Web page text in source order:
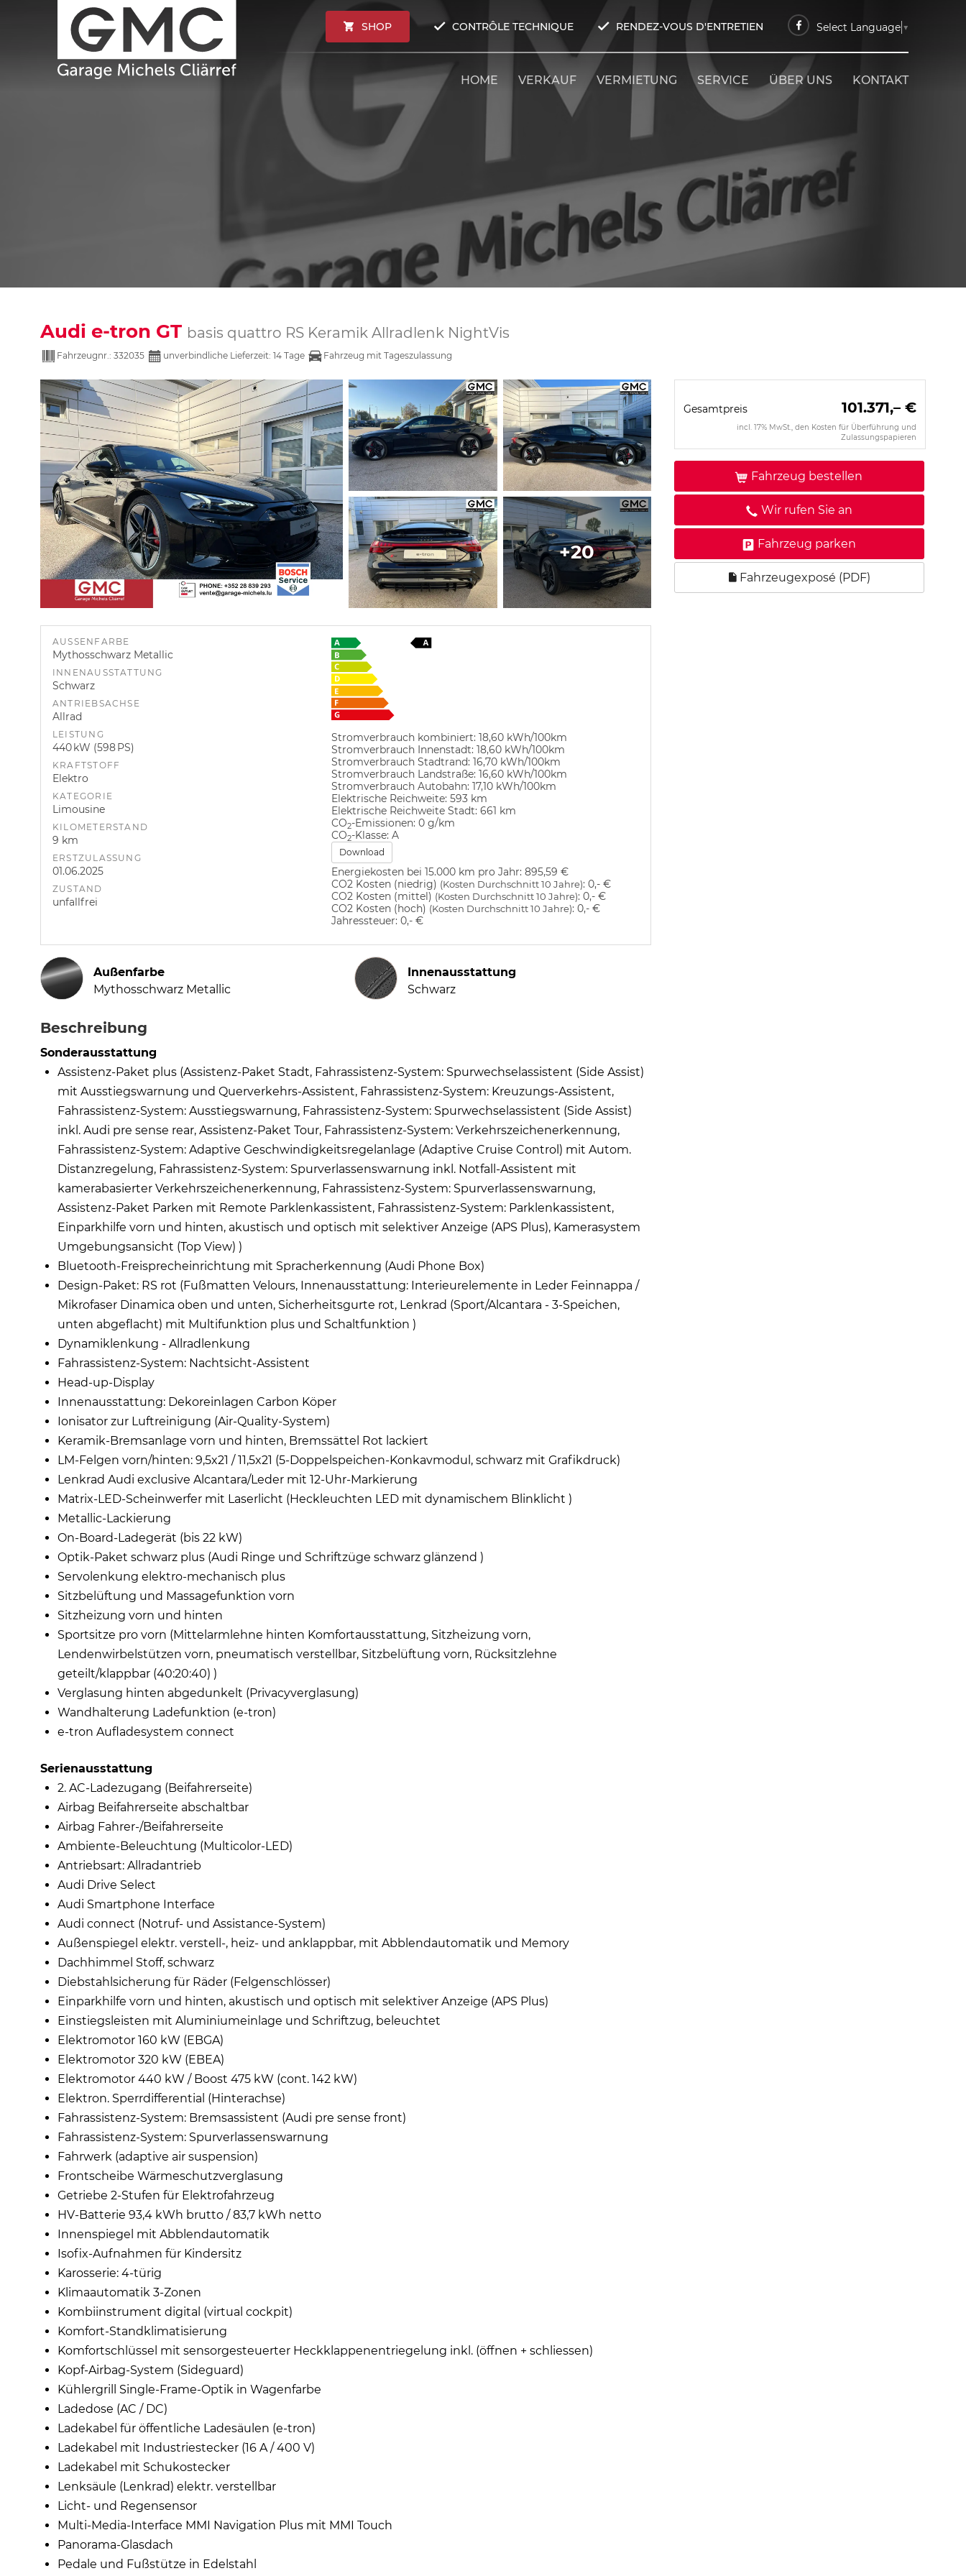
SHOP CONTRÔLE TECHNIQUE RENDEZ-VOUS D'ENTRETIEN Select Language ▼
HOME VERKAUF VERMIETUNG SERVICE ÜBER UNS KONTAKT
Audi e-tron GT basis quattro RS Keramik Allradlenk NightVis
Fahrzeugnr.: 332035 unverbindliche Lieferzeit: 14 Tage Fahrzeug mit Tageszulassung
Gesamtpreis 101.371,– €
incl. 17% MwSt., den Kosten für Überführung und
Zulassungspapieren
Fahrzeug bestellen
Wir rufen Sie an
Fahrzeug parken
Fahrzeugexposé (PDF)
+20
AUSSENFARBE
Mythosschwarz Metallic
INNENAUSSTATTUNG
Schwarz
ANTRIEBSACHSE
Allrad
LEISTUNG
440 kW (598 PS)
KRAFTSTOFF
Elektro
KATEGORIE
Limousine
KILOMETERSTAND
9 km
ERSTZULASSUNG
01.06.2025
ZUSTAND
unfallfrei
Stromverbrauch kombiniert: 18,60 kWh/100km
Stromverbrauch Innenstadt: 18,60 kWh/100km
Stromverbrauch Stadtrand: 16,70 kWh/100km
Stromverbrauch Landstraße: 16,60 kWh/100km
Stromverbrauch Autobahn: 17,10 kWh/100km
Elektrische Reichweite: 593 km
Elektrische Reichweite Stadt: 661 km
CO2-Emissionen: 0 g/km
CO2-Klasse: A
Download
Energiekosten bei 15.000 km pro Jahr: 895,59 €
CO2 Kosten (niedrig) (Kosten Durchschnitt 10 Jahre): 0,- €
CO2 Kosten (mittel) (Kosten Durchschnitt 10 Jahre): 0,- €
CO2 Kosten (hoch) (Kosten Durchschnitt 10 Jahre): 0,- €
Jahressteuer: 0,- €
Außenfarbe
Mythosschwarz Metallic
Innenausstattung
Innenausstattung
Schwarz
Beschreibung
Sonderausstattung
Assistenz-Paket plus (Assistenz-Paket Stadt, Fahrassistenz-System: Spurwechselassistent (Side Assist)
mit Ausstiegswarnung und Querverkehrs-Assistent, Fahrassistenz-System: Kreuzungs-Assistent,
Fahrassistenz-System: Ausstiegswarnung, Fahrassistenz-System: Spurwechselassistent (Side Assist)
inkl. Audi pre sense rear, Assistenz-Paket Tour, Fahrassistenz-System: Verkehrszeichenerkennung,
Fahrassistenz-System: Adaptive Geschwindigkeitsregelanlage (Adaptive Cruise Control) mit Autom.
Distanzregelung, Fahrassistenz-System: Spurverlassenswarnung inkl. Notfall-Assistent mit
kamerabasierter Verkehrszeichenerkennung, Fahrassistenz-System: Spurverlassenswarnung,
Assistenz-Paket Parken mit Remote Parklenkassistent, Fahrassistenz-System: Parklenkassistent,
Einparkhilfe vorn und hinten, akustisch und optisch mit selektiver Anzeige (APS Plus), Kamerasystem
Umgebungsansicht (Top View) )
Bluetooth-Freisprecheinrichtung mit Spracherkennung (Audi Phone Box)
Design-Paket: RS rot (Fußmatten Velours, Innenausstattung: Interieurelemente in Leder Feinnappa /
Mikrofaser Dinamica oben und unten, Sicherheitsgurte rot, Lenkrad (Sport/Alcantara - 3-Speichen,
unten abgeflacht) mit Multifunktion plus und Schaltfunktion )
Dynamiklenkung - Allradlenkung
Fahrassistenz-System: Nachtsicht-Assistent
Head-up-Display
Innenausstattung: Dekoreinlagen Carbon Köper
Ionisator zur Luftreinigung (Air-Quality-System)
Keramik-Bremsanlage vorn und hinten, Bremssättel Rot lackiert
LM-Felgen vorn/hinten: 9,5x21 / 11,5x21 (5-Doppelspeichen-Konkavmodul, schwarz mit Grafikdruck)
Lenkrad Audi exclusive Alcantara/Leder mit 12-Uhr-Markierung
Matrix-LED-Scheinwerfer mit Laserlicht (Heckleuchten LED mit dynamischem Blinklicht )
Metallic-Lackierung
On-Board-Ladegerät (bis 22 kW)
Optik-Paket schwarz plus (Audi Ringe und Schriftzüge schwarz glänzend )
Servolenkung elektro-mechanisch plus
Sitzbelüftung und Massagefunktion vorn
Sitzheizung vorn und hinten
Sportsitze pro vorn (Mittelarmlehne hinten Komfortausstattung, Sitzheizung vorn,
Lendenwirbelstützen vorn, pneumatisch verstellbar, Sitzbelüftung vorn, Rücksitzlehne
geteilt/klappbar (40:20:40) )
Verglasung hinten abgedunkelt (Privacyverglasung)
Wandhalterung Ladefunktion (e-tron)
e-tron Aufladesystem connect
Serienausstattung
2. AC-Ladezugang (Beifahrerseite)
Airbag Beifahrerseite abschaltbar
Airbag Fahrer-/Beifahrerseite
Ambiente-Beleuchtung (Multicolor-LED)
Antriebsart: Allradantrieb
Audi Drive Select
Audi Smartphone Interface
Audi connect (Notruf- und Assistance-System)
Außenspiegel elektr. verstell-, heiz- und anklappbar, mit Abblendautomatik und Memory
Dachhimmel Stoff, schwarz
Diebstahlsicherung für Räder (Felgenschlösser)
Einparkhilfe vorn und hinten, akustisch und optisch mit selektiver Anzeige (APS Plus)
Einstiegsleisten mit Aluminiumeinlage und Schriftzug, beleuchtet
Elektromotor 160 kW (EBGA)
Elektromotor 320 kW (EBEA)
Elektromotor 440 kW / Boost 475 kW (cont. 142 kW)
Elektron. Sperrdifferential (Hinterachse)
Fahrassistenz-System: Bremsassistent (Audi pre sense front)
Fahrassistenz-System: Spurverlassenswarnung
Fahrwerk (adaptive air suspension)
Frontscheibe Wärmeschutzverglasung
Getriebe 2-Stufen für Elektrofahrzeug
HV-Batterie 93,4 kWh brutto / 83,7 kWh netto
Innenspiegel mit Abblendautomatik
Isofix-Aufnahmen für Kindersitz
Karosserie: 4-türig
Klimaautomatik 3-Zonen
Kombiinstrument digital (virtual cockpit)
Komfort-Standklimatisierung
Komfortschlüssel mit sensorgesteuerter Heckklappenentriegelung inkl. (öffnen + schliessen)
Kopf-Airbag-System (Sideguard)
Kühlergrill Single-Frame-Optik in Wagenfarbe
Ladedose (AC / DC)
Ladekabel für öffentliche Ladesäulen (e-tron)
Ladekabel mit Industriestecker (16 A / 400 V)
Ladekabel mit Schukostecker
Lenksäule (Lenkrad) elektr. verstellbar
Licht- und Regensensor
Multi-Media-Interface MMI Navigation Plus mit MMI Touch
Panorama-Glasdach
Pedale und Fußstütze in Edelstahl